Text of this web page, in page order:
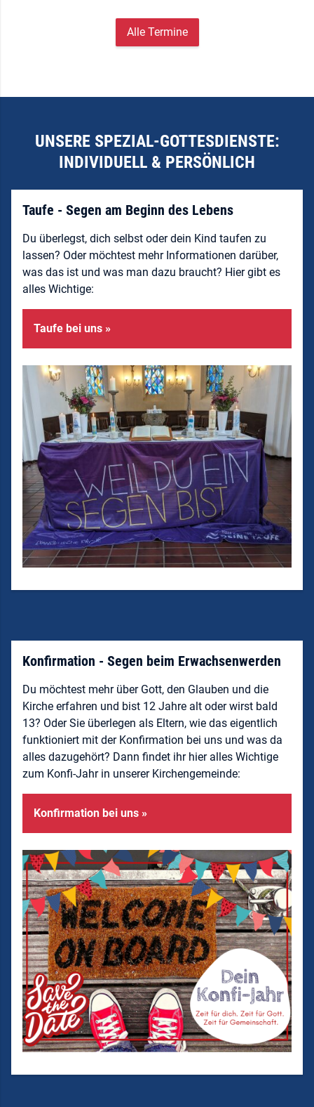
Alle Termine
UNSERE SPEZIAL-GOTTESDIENSTE:
INDIVIDUELL & PERSÖNLICH
Taufe - Segen am Beginn des Lebens
Du überlegst, dich selbst oder dein Kind taufen zu
lassen? Oder möchtest mehr Informationen darüber,
was das ist und was man dazu braucht? Hier gibt es
alles Wichtige:
Taufe bei uns
Konfirmation - Segen beim Erwachsenwerden
Du möchtest mehr über Gott, den Glauben und die
Kirche erfahren und bist 12 Jahre alt oder wirst bald
13? Oder Sie überlegen als Eltern, wie das eigentlich
funktioniert mit der Konfirmation bei uns und was da
alles dazugehört? Dann findet ihr hier alles Wichtige
zum Konfi-Jahr in unserer Kirchengemeinde:
Konfirmation bei uns